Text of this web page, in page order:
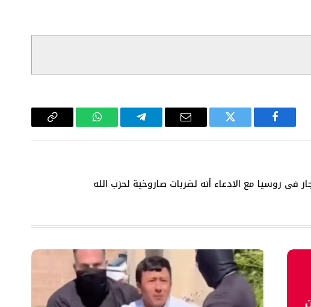
فيسبوك تويتر
البريد
تيلقرام واتساب
Copy
في روسيا مع الادعاء أنه لضربات صاروخية لحزب الله